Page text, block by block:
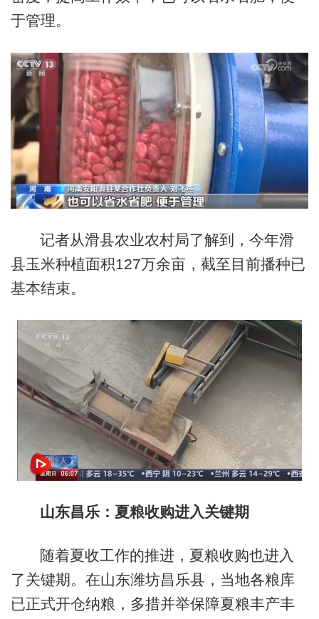
于管理。
记者从滑县农业农村局了解到，今年滑
县玉米种植面积127万余亩，截至目前播种已
基本结束。
山东昌乐：夏粮收购进入关键期
随着夏收工作的推进，夏粮收购也进入
了关键期。在山东潍坊昌乐县，当地各粮库
已正式开仓纳粮，多措并举保障夏粮丰产丰